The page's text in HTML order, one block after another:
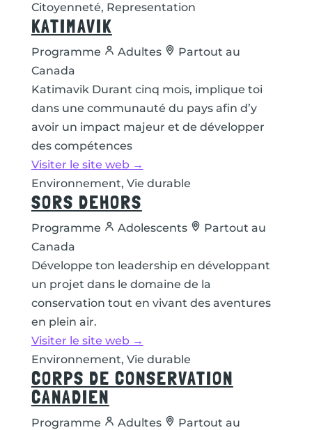
Citoyenneté, Representation
KATIMAVIK
Programme Adultes
Partout au
Canada
Katimavik Durant cinq mois, implique toi
dans une communauté du pays afin d’y
avoir un impact majeur et de développer
des compétences
Visiter le site web →
Environnement, Vie durable
SORS DEHORS
Programme Adolescents
Partout au
Canada
Développe ton leadership en développant
un projet dans le domaine de la
conservation tout en vivant des aventures
en plein air.
Visiter le site web →
Environnement, Vie durable
CORPS DE CONSERVATION
CANADIEN
Programme Adultes
Partout au